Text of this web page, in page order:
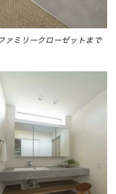
ァミリークローゼットまで